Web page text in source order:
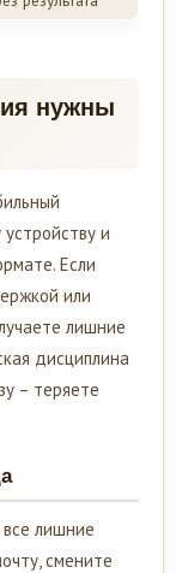
нужны
и
Если
или
лишние
дисциплина
– теряете
лишние
смените